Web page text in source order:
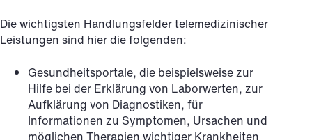
Die wichtigsten Handlungsfelder telemedizinischer
Leistungen sind hier die folgenden:
Gesundheitsportale, die beispielsweise zur
Hilfe bei der Erklärung von Laborwerten, zur
Aufklärung von Diagnostiken, für
Informationen zu Symptomen, Ursachen und
möglichen Therapien wichtiger Krankheiten